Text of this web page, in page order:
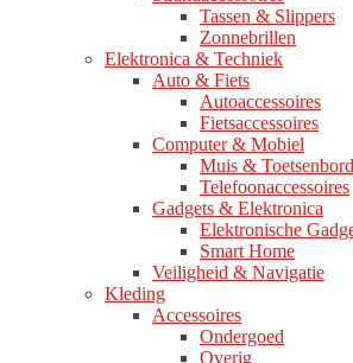
Tassen & Slippers
Zonnebrillen
Elektronica & Techniek
Auto & Fiets
Autoaccessoires
Fietsaccessoires
Computer & Mobiel
Muis & Toetsenbord
Telefoonaccessoires
Gadgets & Elektronica
Elektronische
Smart Home
Veiligheid & Navigatie
Kleding
Accessoires
Ondergoed
Overig